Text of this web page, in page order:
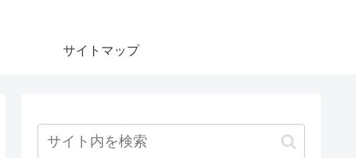
サイトマップ